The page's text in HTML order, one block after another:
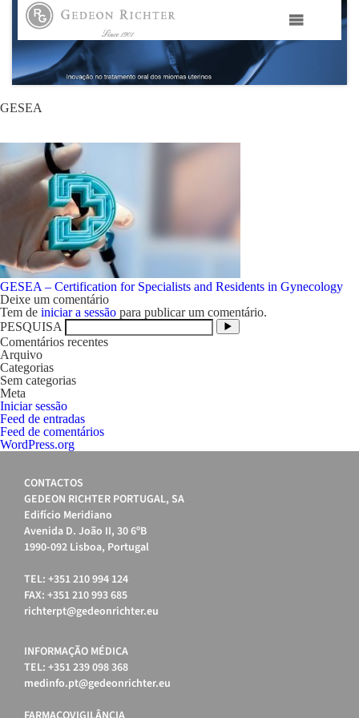
HOME
GEDEON RICHTER PORTUGAL
GEDEON RICHTER GRUPO
ÁREAS TERAPÊUTICAS
MEDIA
CONTACTOS
FAMA
GESEA
Navegação
de
artigos
GESEA – Certification for Specialists and Residents in Gynecology
Deixe um comentário
Tem de iniciar a sessão para publicar um comentário.
PESQUISA
Comentários recentes
Arquivo
Categorias
Sem categorias
Meta
Iniciar sessão
Feed de entradas
Feed de comentários
WordPress.org
CONTACTOS
GEDEON RICHTER PORTUGAL, SA
Edifício Meridiano
Avenida D. João II, 30 6ºB
1990-092 Lisboa, Portugal
TEL: +351 210 994 124
FAX: +351 210 993 685
richterpt@gedeonrichter.eu
INFORMAÇÃO MÉDICA
TEL: +351 239 098 368
medinfo.pt@gedeonrichter.eu